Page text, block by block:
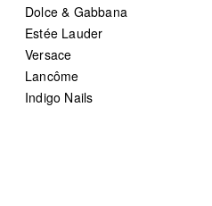
Dolce & Gabbana
Estée Lauder
Versace
Lancôme
Indigo Nails